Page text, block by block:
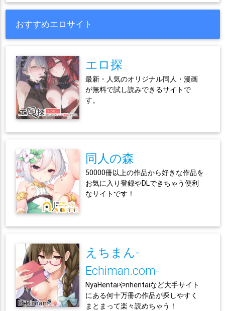
おすすめエロサイト
エロ探
最新・人気のオリジナル同人・漫画
が無料で試し読みできるサイトで
す。
同人の森
50000冊以上の作品から好きな作品を
お気に入り登録やDLできちゃう便利
なサイトです！
えちまん-
Echiman.com-
NyaHentaiやnhentaiなど大手サイト
にある何十万冊の作品が探しやすく
まとまって楽々読めちゃう！